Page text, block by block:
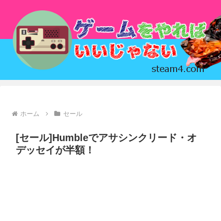
ホーム セール
[セール]Humbleでアサシンクリード・オ
デッセイが半額！